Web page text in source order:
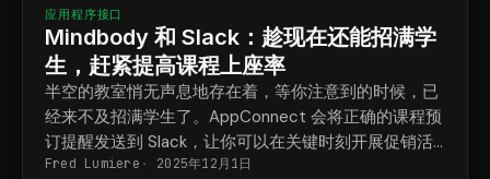
应用程序接口
Mindbody 和 Slack：趁现在还能招满学
生，赶紧提高课程上座率
半空的教室悄无声息地存在着，等你注意到的时候，已
经来不及招满学生了。AppConnect 会将正确的课程预
订提醒发送到 Slack，让你可以在关键时刻开展促销活
动。
Fred Lumiere 2025年12月1日